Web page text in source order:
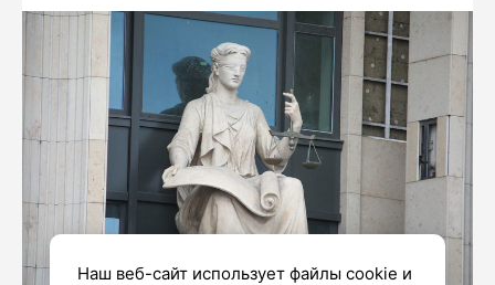
Наш веб-сайт использует файлы cookie и